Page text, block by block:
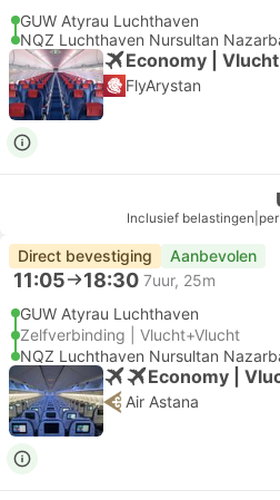
GUW Atyrau Luchthaven
NQZ Luchthaven Nursultan
Economy |
FlyArystan
Inclusief belastingen
Direct bevestiging Aanbevolen
11:05 18:30 7uur, 25m
GUW Atyrau Luchthaven
Zelfverbinding | Vlucht+Vlucht
NQZ Luchthaven Nursultan
Economy |
Air Astana